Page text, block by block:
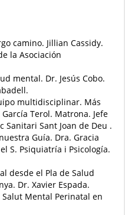
camino. Jillian Cassidy.
la Asociación
mental. Dr. Jesús Cobo.
multidisciplinar. Más
Terol. Matrona. Jefe
Sanitari Sant Joan de Deu .
Guía. Dra. Gracia
S. Psiquiatría i Psicología.
desde el Pla de Salud
Dr. Xavier Espada.
Mental Perinatal en